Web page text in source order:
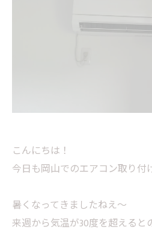
こんにちは！
今日も岡山でのエアコン取り付
暑くなってきましたねえ～
来週から気温が30度を超えると